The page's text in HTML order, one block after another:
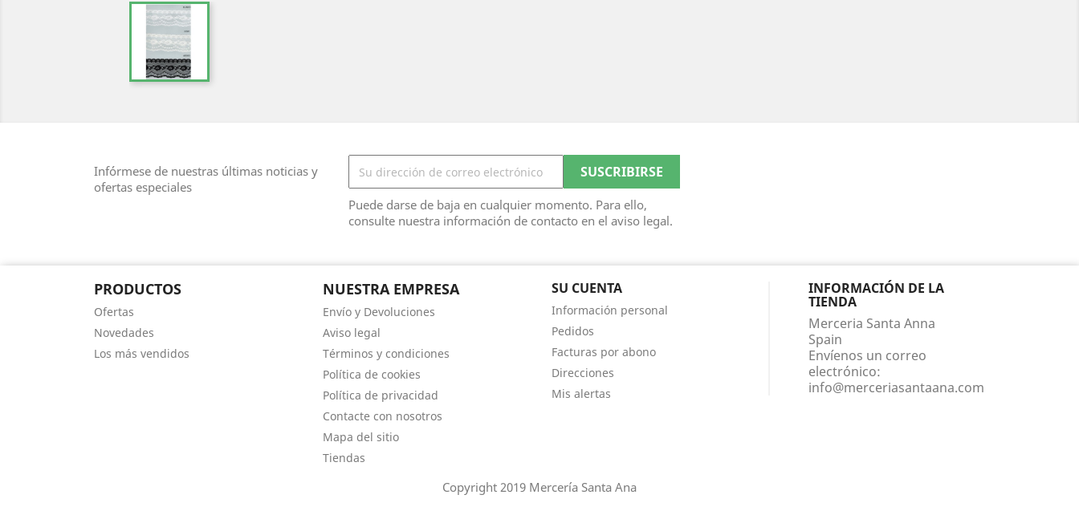
Infórmese de nuestras últimas noticias y
ofertas especiales
Puede darse de baja en cualquier momento. Para ello,
consulte nuestra información de contacto en el aviso legal.
PRODUCTOS
Ofertas
Novedades
Los más vendidos
NUESTRA EMPRESA
Envío y Devoluciones
Aviso legal
Términos y condiciones
Política de cookies
Política de privacidad
Contacte con nosotros
Mapa del sitio
Tiendas
SU CUENTA
Información personal
Pedidos
Facturas por abono
Direcciones
Mis alertas
INFORMACIÓN DE LA
TIENDA
Merceria Santa Anna
Spain
Envíenos un correo
electrónico:
info@merceriasantaana.com
Copyright 2019 Mercería Santa Ana